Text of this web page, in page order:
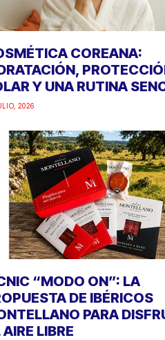
COREANA:
Y UNA RUTINA
2026
“MODO ON”: LA
DE IBÉRICOS
PARA
LIBRE